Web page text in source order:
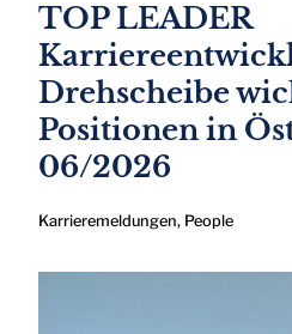
TOP LEADER
Drehscheibe
Positionen in
06/2026
Karrieremeldungen, People